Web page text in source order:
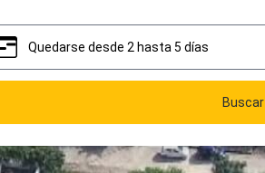
Quedarse desde 2 hasta 5 días
Buscar